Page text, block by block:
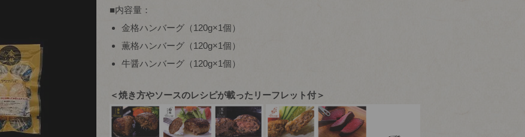
■内容量：
金格ハンバーグ（120g×1個）
薫格ハンバーグ（120g×1個）
牛醤ハンバーグ（120g×1個）
＜焼き方やソースのレシピが載ったリーフレット付＞